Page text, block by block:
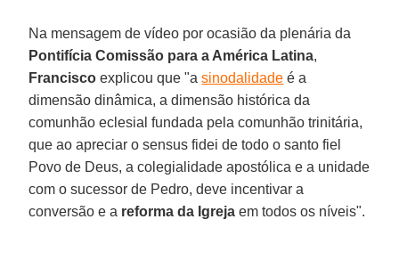
Na mensagem de vídeo por ocasião da plenária da
Pontifícia Comissão para a América Latina,
Francisco explicou que "asinodalidade é a
dimensão dinâmica, a dimensão histórica da
comunhão eclesial fundada pela comunhão trinitária,
que ao apreciar o sensus fidei de todo o santo fiel
Povo de Deus, a colegialidade apostólica e a unidade
com o sucessor de Pedro, deve incentivar a
conversão e a reforma da Igreja em todos os níveis".